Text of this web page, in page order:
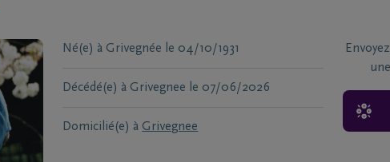
Né(e) à Grivegnée le 04/10/1931
Décédé(e) à Grivegnee le 07/06/2026
Domicilié(e) à Grivegnee